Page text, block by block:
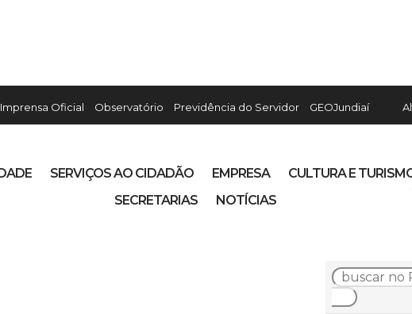
Imprensa Oficial Observatório Previdência do Servidor GEOJundiaí
SERVIÇOS AO CIDADÃO EMPRESA
CULTURA E
SECRETARIAS
NOTÍCIAS